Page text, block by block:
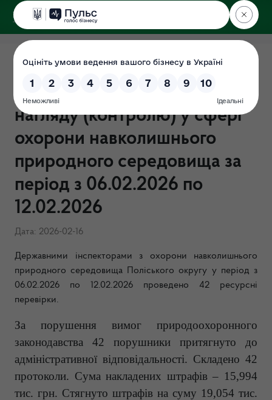
ДЕРЖЕКОІНСПЕКЦІЯ
Поліського округу
ЗВІТ щодо результатів
здійснення державного
нагляду (контролю) у сфері
охорони навколишнього
природного середовища за
період з 06.02.2026 по
12.02.2026
Дата: 2026-02-16
Державними інспекторами з охорони навколишнього
природного середовища Поліського округу у період з
06.02.2026 по 12.02.2026 проведено 42 ресурсні
перевірки.
За порушення вимог природоохоронного
законодавства 42 порушники притягнуто до
адміністративної відповідальності. Складено 42
протоколи. Сума накладених штрафів – 15,994
тис. грн. Стягнуто штрафів на суму 19,054 тис.